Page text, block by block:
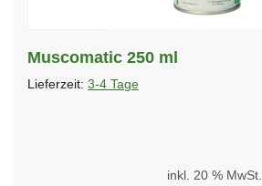
Muscomatic 250 ml
Lieferzeit: 3-4 Tage
inkl. 20 %